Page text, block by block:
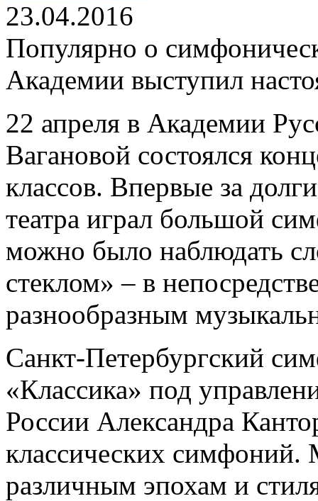
23.04.2016
Популярно о
Академии выступил
22 апреля в Академии
Вагановой состоялся
классов. Впервые за
театра играл большой
можно было наблюдать
стеклом» – в
разнообразным
Санкт-Петербургский
«Классика» под
России Александра
классических симфоний.
различным эпохам и